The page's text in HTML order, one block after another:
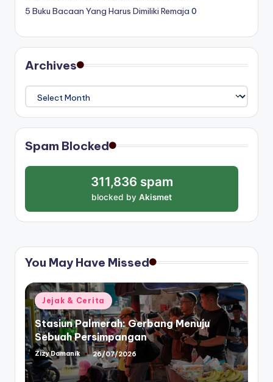
5 Buku Bacaan Yang Harus Dimiliki Remaja 0
Archives
Archives
Spam Blocked
311,836 spam
blocked by Akismet
You May Have Missed
Posted
in
Jejak & Cerita
Stasiun Palmerah: Gerbang Menuju
Sebuah Persimpangan
Posted
by
Zizy Damanik 26/07/2026